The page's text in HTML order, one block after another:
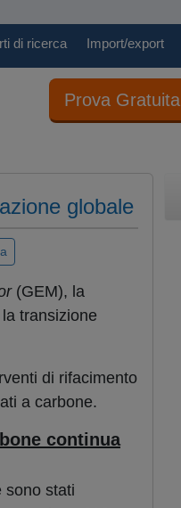
di ricerca Import/export
Prova Gratuita
globale
(GEM), la
transizione
di rifacimento
a carbone.
continua
sono stati